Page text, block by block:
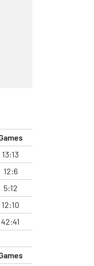
13:13
12:6
5:12
12:10
42:41